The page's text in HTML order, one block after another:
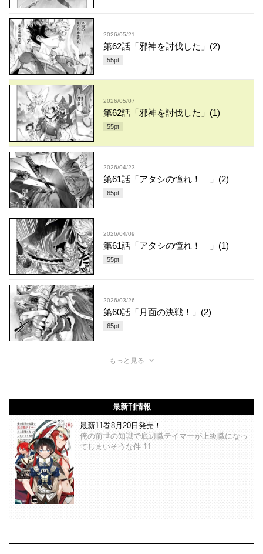
2026/05/21
第62話「邪神を討伐した」(2)
55pt
2026/05/07
第62話「邪神を討伐した」(1)
55pt
2026/04/23
第61話「アタシの憧れ！ 」(2)
65pt
2026/04/09
第61話「アタシの憧れ！ 」(1)
55pt
2026/03/26
第60話「月面の決戦！」(2)
65pt
もっと見る
最新刊情報
最新11巻8月20日発売！
俺の前世の知識で底辺職テイマーが上級職になっ
てしまいそうな件 11